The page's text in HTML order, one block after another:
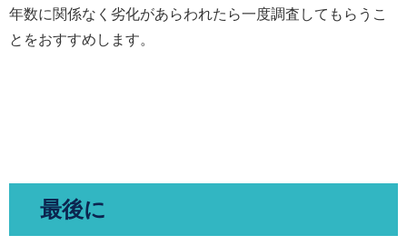
年数に関係なく劣化があらわれたら一度調査してもらうこ
とをおすすめします。
最後に